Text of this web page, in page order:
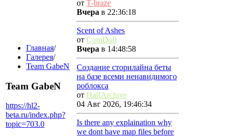
Главная/
Галерея/
Team GabeN
Team GabeN
https://hl2-
beta.ru/index.php?
topic=703.0
от T-braze
Вчера в 22:36:18
Scent of Ashes
от ComDoll
Вчера в 14:48:58
Создание сторилайна беты
на базе всеми ненавидимого
роблокса
от HalfArchive
04 Авг 2026, 19:46:34
Is there any explaination why
we dont have map files before